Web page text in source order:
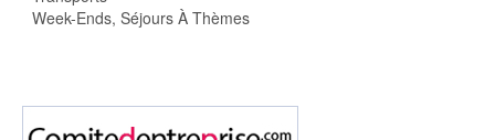
Week-Ends, Séjours À Thèmes